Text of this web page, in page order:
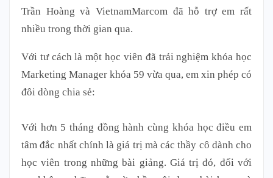
Trần Hoàng và VietnamMarcom đã hỗ trợ em rất
nhiều trong thời gian qua.
Với tư cách là một học viên đã trải nghiệm khóa học
Marketing Manager khóa 59 vừa qua, em xin phép có
đôi dòng chia sẻ:
Với hơn 5 tháng đồng hành cùng khóa học điều em
tâm đắc nhất chính là giá trị mà các thầy cô dành cho
học viên trong những bài giảng. Giá trị đó, đối với